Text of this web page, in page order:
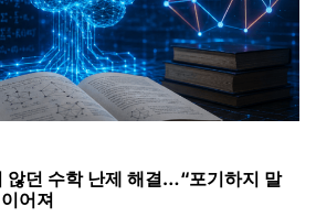
않던 수학 난제 해결…“포기하지 말
어져